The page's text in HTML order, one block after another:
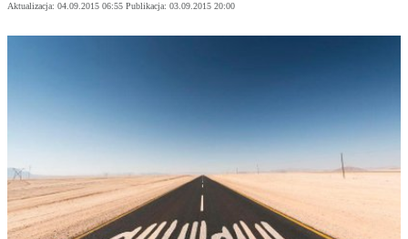
Aktualizacja: 04.09.2015 06:55 Publikacja: 03.09.2015 20:00